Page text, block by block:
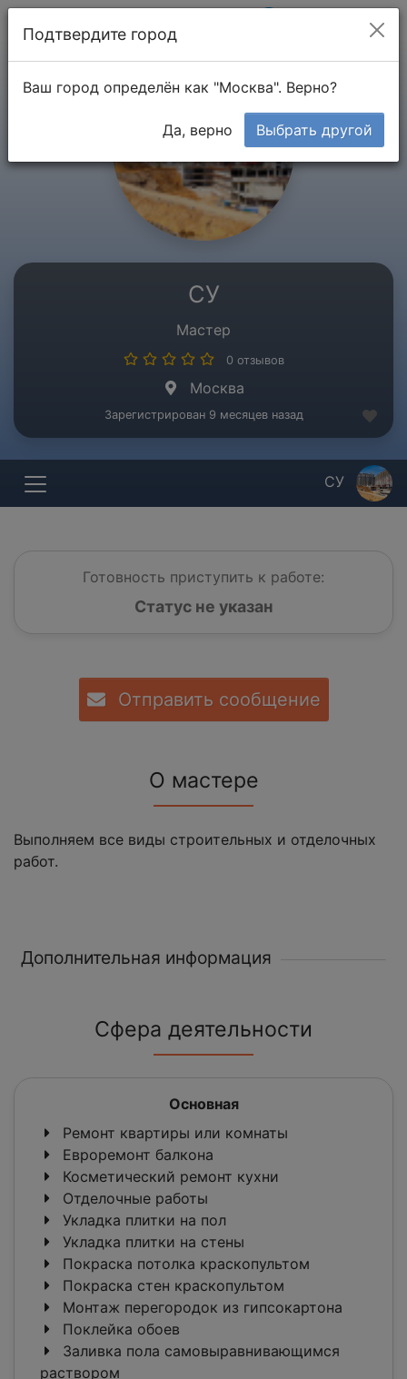
СУ
Мастер
0 отзывов
Москва
Зарегистрирован 9 месяцев назад
СУ
Готовность приступить к работе:
Статус не указан
Отправить сообщение
О мастере
Выполняем все виды строительных и отделочных
работ.
Дополнительная информация
Сфера деятельности
Основная
Ремонт квартиры или комнаты
Евроремонт балкона
Косметический ремонт кухни
Отделочные работы
Укладка плитки на пол
Укладка плитки на стены
Покраска потолка краскопультом
Покраска стен краскопультом
Монтаж перегородок из гипсокартона
Поклейка обоев
Заливка пола самовыравнивающимся
раствором
Подтвердите город
Ваш город определён как "Москва". Верно?
Да, верно Выбрать другой